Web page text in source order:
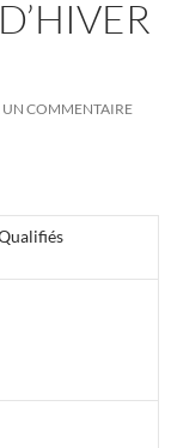
UN COMMENTAIRE